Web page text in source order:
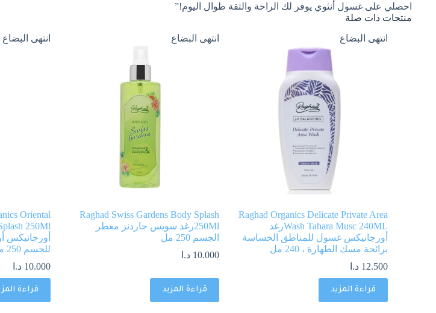
احصلي على غسول أنثوي يوفر لك الراحة والثقة طوال اليوم!”
منتجات ذات صلة
انتهى البضاع
Raghad Organics Delicate Private Area
Wash Tahara Musc 240MLرغد
أورجانيكس غسول للمناطق الحساسة
برائحة مسك الطهارة ، 240 مل
12.500 د.ا
قراءة المزيد
انتهى البضاع
Raghad Swiss Gardens Body Splash
250Mlرغد سويس جاردنز معطر
الجسم 250 مل
10.000 د.ا
قراءة المزيد
انتهى البضاع
Oriental
أورجانيكس
للجسم 250 مل
10.000 د.ا
قراءة